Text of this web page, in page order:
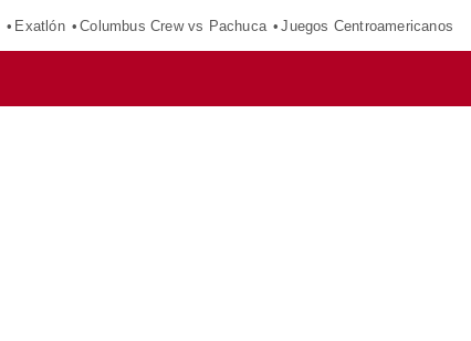
Exatlón Columbus Crew vs Pachuca Juegos Centroamericanos